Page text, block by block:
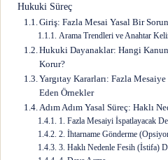
Hukuki Süreç
Giriş: Fazla Mesai Yasal Bir
Arama Trendleri ve Anahtar
Hukuki Dayanaklar: Hangi
Korur?
Yargıtay Kararları: Fazla
Eden Örnekler
Adım Adım Yasal Süreç: Haklı
1. Fazla Mesaiyi İspatlayacak
2. İhtarname Gönderme
3. Haklı Nedenle Fesih (İstifa)